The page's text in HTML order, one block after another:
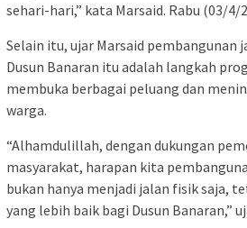
sehari-hari,” kata Marsaid. Rabu (03/4/
Selain itu, ujar Marsaid pembangunan
Dusun Banaran itu adalah langkah
membuka berbagai peluang dan
warga.
“Alhamdulillah, dengan dukungan
masyarakat, harapan kita
bukan hanya menjadi jalan fisik saja,
yang lebih baik bagi Dusun Banaran,”